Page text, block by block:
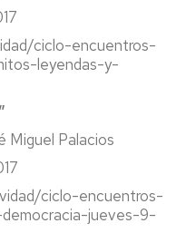
ciclo-encuentros-
leyendas-y-
Miguel Palacios
ciclo-encuentros-
jueves-9-